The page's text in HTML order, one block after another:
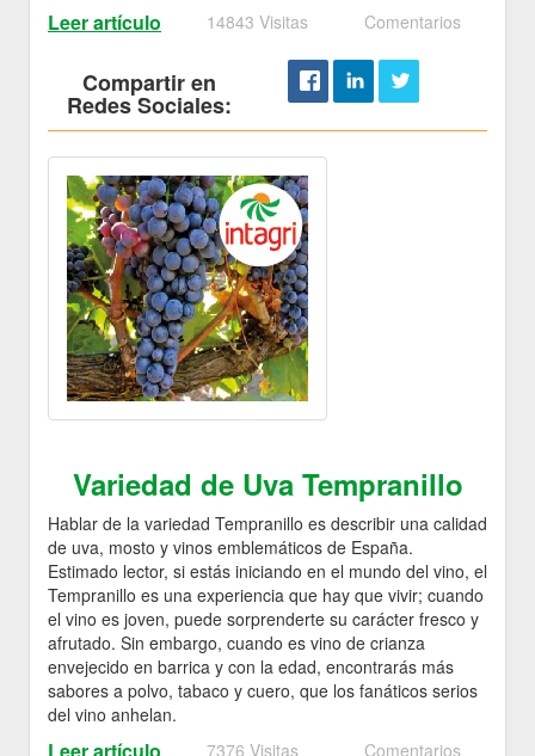
Leer artículo 14843 Visitas Comentarios
Compartir en
Redes Sociales:
Variedad de Uva Tempranillo
Hablar de la variedad Tempranillo es describir una calidad
de uva, mosto y vinos emblemáticos de España.
Estimado lector, si estás iniciando en el mundo del vino, el
Tempranillo es una experiencia que hay que vivir; cuando
el vino es joven, puede sorprenderte su carácter fresco y
afrutado. Sin embargo, cuando es vino de crianza
envejecido en barrica y con la edad, encontrarás más
sabores a polvo, tabaco y cuero, que los fanáticos serios
del vino anhelan.
7376 Visitas Comentarios